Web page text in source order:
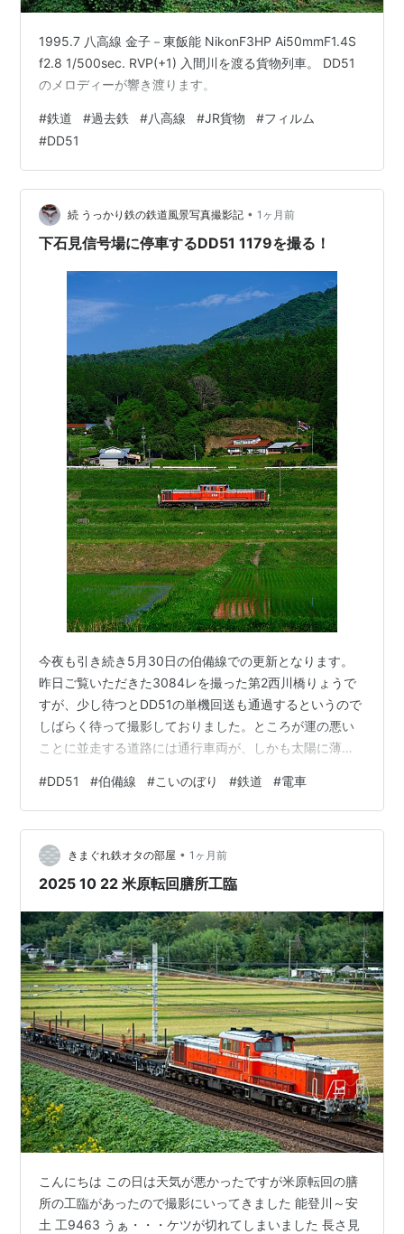
1995.7 八高線 金子－東飯能 NikonF3HP Ai50mmF1.4S
f2.8 1/500sec. RVP(+1) 入間川を渡る貨物列車。 DD51
のメロディーが響き渡ります。
#鉄道 #過去鉄 #八高線 #JR貨物 #フィルム
#DD51
続 うっかり鉄の鉄道風景写真撮影記 • 1ヶ月前
下石見信号場に停車するDD51 1179を撮る！
今夜も引き続き5月30日の伯備線での更新となります。
昨日ご覧いただきた3084レを撮った第2西川橋りょうで
すが、少し待つとDD51の単機回送も通過するというので
しばらく待って撮影しておりました。ところが運の悪い
ことに並走する道路には通行車両が、しかも太陽に薄雲
たDLを追って今来た道を米子方面へ向かう某先生の運転
する車に同乗させて頂きました。そして到着したのが下
石見(信)です。30分以上の停車時間あというので線路の
西側からそのシーンを撮影してみました。こどもの日は
とうに過ぎていましたが、運の良いことに背景の庭先に
#DD51 #伯備線 #こいのぼり #鉄道 #電車
きまぐれ鉄オタの部屋 • 1ヶ月前
2025 10 22 米原転回膳所工臨
こんにちは この日は天気が悪かったですが米原転回の膳
所の工臨があったので撮影にいってきました 能登川～安
土 工9463 うぁ・・・ケツが切れてしまいました 長さ見